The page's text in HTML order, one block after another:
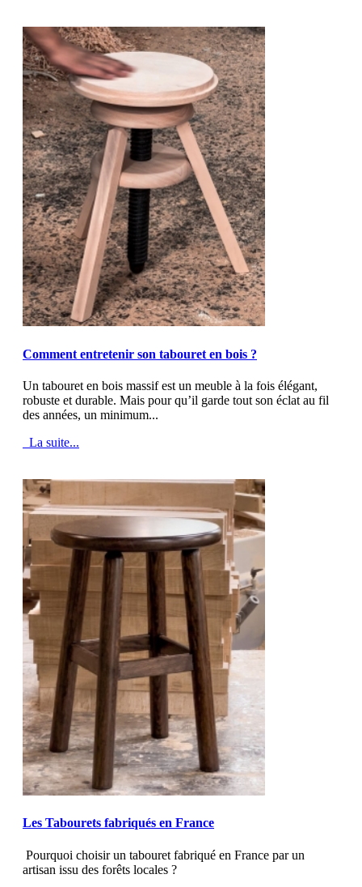
Comment entretenir son tabouret en bois ?
Un tabouret en bois massif est un meuble à la fois élégant,
robuste et durable. Mais pour qu’il garde tout son éclat au fil
des années, un minimum...
La suite...
Les Tabourets fabriqués en France
Pourquoi choisir un tabouret fabriqué en France par un
artisan issu des forêts locales ?